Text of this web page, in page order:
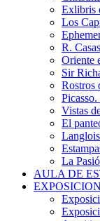
Exlibris
Los
R.
Oriente
Sir
Rostros
Vistas
El
La
AULA DE